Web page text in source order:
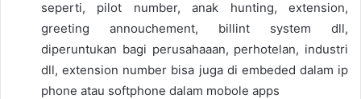
seperti, pilot number, anak hunting, extension,
greeting annouchement, billint system dll,
diperuntukan bagi perusahaaan, perhotelan, industri
dll, extension number bisa juga di embeded dalam ip
phone atau softphone dalam mobole apps